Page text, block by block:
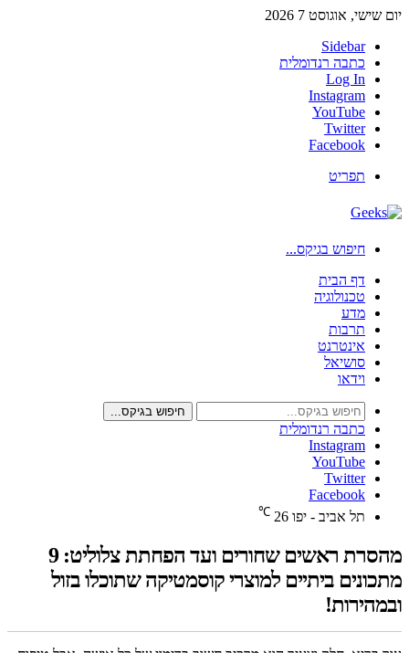
יום שישי, אוגוסט 7 2026
Sidebar
כתבה רנדומלית
Log In
Instagram
YouTube
Twitter
Facebook
תפריט
חיפוש בגיקס...
דף הבית
טכנולוגיה
מדע
תרבות
אינטרנט
סושיאל
וידאו
חיפוש בגיקס...
כתבה רנדומלית
Instagram
YouTube
Twitter
Facebook
תל אביב - יפו 26
℃
מהסרת ראשים שחורים ועד הפחתת צלוליט: 9
מתכונים ביתיים למוצרי קוסמטיקה שתוכלו בזול
ובמהירות!